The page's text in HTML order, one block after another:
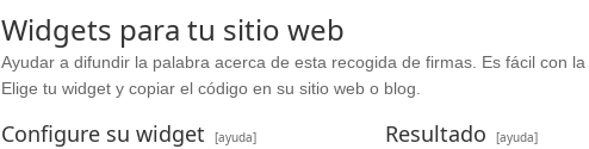
Widgets para tu sitio web
Ayudar a difundir la palabra acerca de esta recogida de firmas. Es fácil con la
Elige tu widget y copiar el código en su sitio web o blog.
Configure su widget [ayuda] Resultado [ayuda]